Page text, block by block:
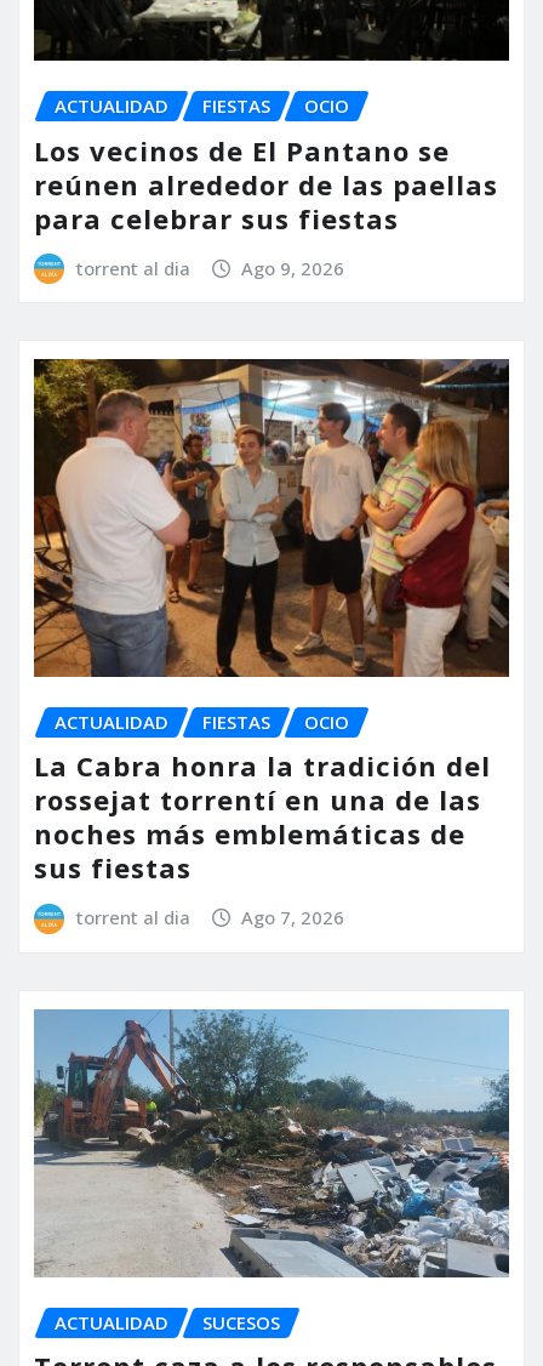
ACTUALIDAD FIESTAS OCIO
Los vecinos de El Pantano se
reúnen alrededor de las paellas
para celebrar sus fiestas
torrent al dia Ago 9, 2026
ACTUALIDAD FIESTAS OCIO
La Cabra honra la tradición del
rossejat torrentí en una de las
noches más emblemáticas de
sus fiestas
torrent al dia Ago 7, 2026
ACTUALIDAD SUCESOS